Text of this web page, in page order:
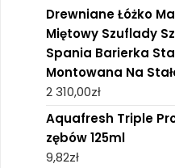
Drewniane Łóżko
Miętowy Szuflady
Spania Barierka
Montowana Na
2 310,00zł
Aquafresh Triple
zębów 125ml
9,82zł